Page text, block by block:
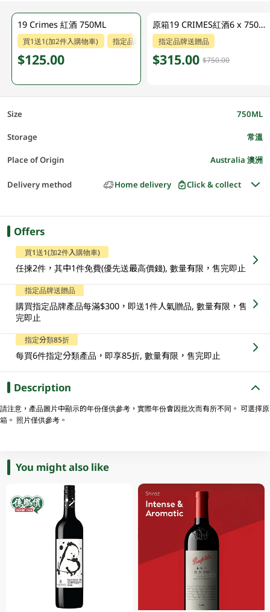
19 Crimes 紅酒 750ML
買1送1(加2件入購物車) 指定品牌送贈品 指定分類85折
$125.00
原箱19 CRIMES紅酒6 x 750ML
指定品牌送贈品
$315.00 $750.00
Size 750ML
Storage 常溫
Place of Origin Australia 澳洲
Delivery method Home delivery Click & collect
Offers
買1送1(加2件入購物車)
任揀2件，其中1件免費(優先送最高價錢), 數量有限，售完即止
指定品牌送贈品
購買指定品牌產品每滿$300，即送1件人氣贈品, 數量有限，售
完即止
指定分類85折
每買6件指定分類產品，即享85折, 數量有限，售完即止
Description
請注意，產品圖片中顯示的年份僅供參考，實際年份會因批次而有所不同。 可選擇原
箱。 照片僅供參考。
You might also like